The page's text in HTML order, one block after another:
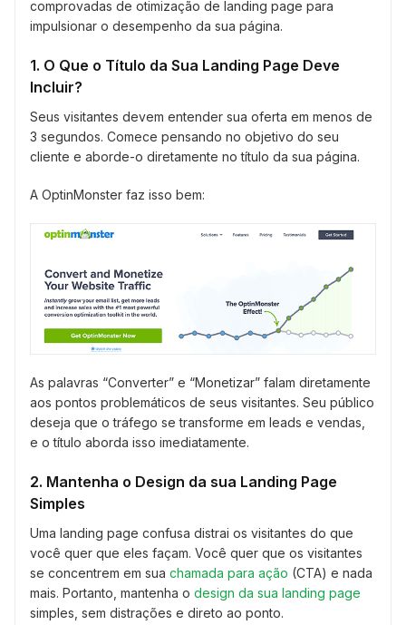
comprovadas de otimização de landing page para
impulsionar o desempenho da sua página.
1. O Que o Título da Sua Landing Page Deve
Incluir?
Seus visitantes devem entender sua oferta em menos de
3 segundos. Comece pensando no objetivo do seu
cliente e aborde-o diretamente no título da sua página.
A OptinMonster faz isso bem:
As palavras “Converter” e “Monetizar” falam diretamente
aos pontos problemáticos de seus visitantes. Seu público
deseja que o tráfego se transforme em leads e vendas,
e o título aborda isso imediatamente.
2. Mantenha o Design da sua Landing Page
Simples
Uma landing page confusa distrai os visitantes do que
você quer que eles façam. Você quer que os visitantes
se concentrem em sua chamada para ação (CTA) e nada
mais. Portanto, mantenha o design da sua landing page
simples, sem distrações e direto ao ponto.